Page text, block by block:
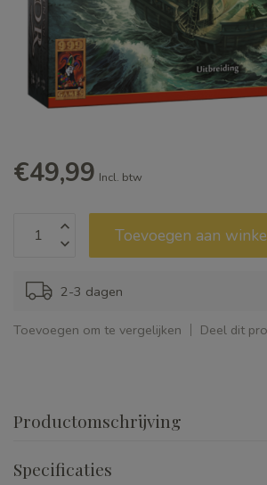
€49,99 Incl. btw
Toevoegen aan
2-3 dagen
Toevoegen om te vergelijken Deel dit
Productomschrijving
Specificaties